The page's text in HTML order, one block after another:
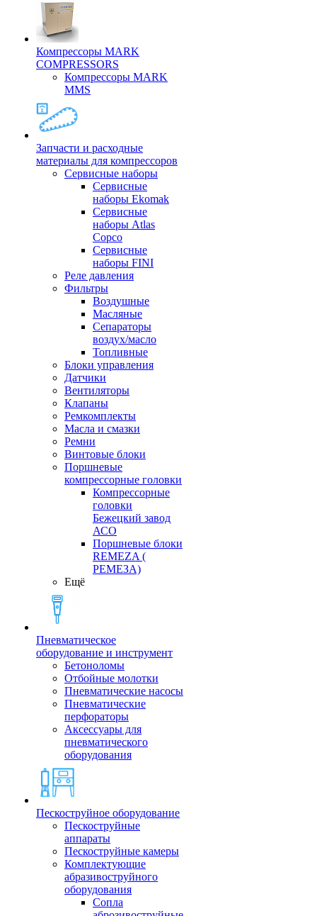
Компрессоры MARK
COMPRESSORS
Компрессоры MARK
MMS
Запчасти и расходные
материалы для компрессоров
Cервисные наборы
Сервисные
наборы Ekomak
Cервисные
наборы Atlas
Copco
Сервисные
наборы FINI
Реле давления
Фильтры
Воздушные
Масляные
Сепараторы
воздух/масло
Топливные
Блоки управления
Датчики
Вентиляторы
Клапаны
Ремкомплекты
Масла и смазки
Ремни
Винтовые блоки
Поршневые
компрессорные головки
Компрессорные
головки
Бежецкий завод
АСО
Поршневые блоки
REMEZA (
РЕМЕЗА)
Ещё
Пневматическое
оборудование и инструмент
Бетоноломы
Отбойные молотки
Пневматические насосы
Пневматические
перфораторы
Аксессуары для
пневматического
оборудования
Пескоструйное оборудование
Пескоструйные
аппараты
Пескоструйные камеры
Комплектующие
абразивоструйного
оборудования
Сопла